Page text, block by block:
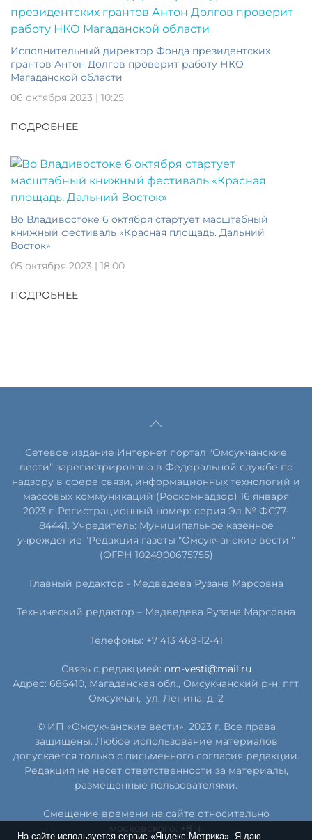
Исполнительный директор Фонда президентских
грантов Антон Долгов проверит работу НКО
Магаданской области
06 октября 2023 | 10:25
ПОДРОБНЕЕ
Во Владивостоке 6 октября стартует масштабный
книжный фестиваль «Красная площадь. Дальний
Восток»
05 октября 2023 | 18:00
ПОДРОБНЕЕ
На сайте используется сервис «Яндекс Метрика». Я даю
Сетевое издание Интернет портал "Омсукчанские
вести" зарегистрировано в Федеральной службе по
надзору в сфере связи, информационных технологий и
массовых коммуникаций (Роскомнадзор) 16 января
2023 г. Регистрационный номер: серия Эл № ФС77-
84441. Учредитель: Муниципальное казенное
учреждение "Редакция газеты "Омсукчанские вести "
(ОГРН 1024900675755)
Главный редактор - Медведева Рузана Марсовна
Технический редактор – Медведева Рузана Марсовна
Телефоны: +7 413 469-12-41
Связь с редакцией: om-vesti@mail.ru
Адрес: 686410, Магаданская обл., Омсукчанский р-н, пгт.
Омсукчан, ул. Ленина, д. 2
© ИП «Омсукчанские вести», 2023 г. Все права
защищены. Любое использование материалов
допускается только с письменного согласия редакции.
Редакция не несет ответственности за материалы,
размещенные пользователями.
Смещение времени на сайте относительно
московского: +8 ч.